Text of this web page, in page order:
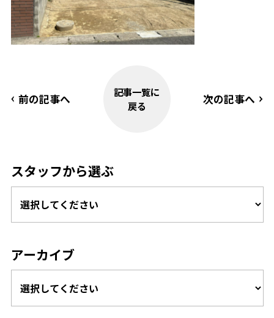
前の記事へ
記事一覧に
戻る
次の記事へ
スタッフから選ぶ
アーカイブ